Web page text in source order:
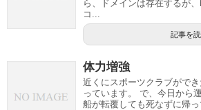
ら、ドメインは存在するが
コ...
記事を
体力増強
近くにスポーツクラブがで
っています。 で、今日から
船が転覆しても死なずに帰